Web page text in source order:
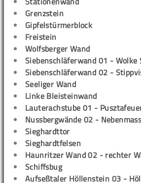
Grenzstein
Gipfelstürmerblock
Freistein
Wolfsberger Wand
Siebenschläferwand 01 - Wolke
Siebenschläferwand 02 -
Seeliger Wand
Linke Bleisteinwand
Lauterachstube 01 -
Nussbergwände 02 -
Sieghardttor
Sieghardtfelsen
Haunritzer Wand 02 - rechter
Schiffsbug
Aufseßtaler Höllenstein 03 -